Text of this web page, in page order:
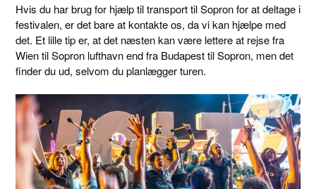
Hvis du har brug for hjælp til transport til Sopron for at deltage i
festivalen, er det bare at kontakte os, da vi kan hjælpe med
det. Et lille tip er, at det næsten kan være lettere at rejse fra
Wien til Sopron lufthavn end fra Budapest til Sopron, men det
finder du ud, selvom du planlægger turen.